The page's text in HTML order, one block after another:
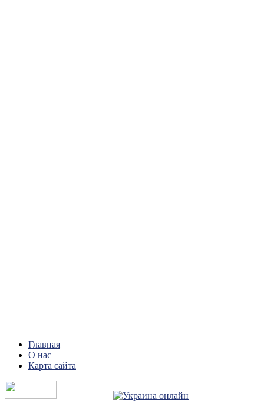
Главная
О нас
Карта сайта